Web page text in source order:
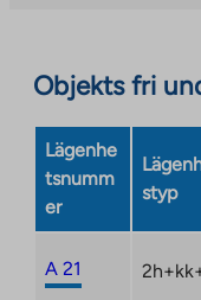
Objekts fri
Lägenhe
tsnumm
er
styp
A 21